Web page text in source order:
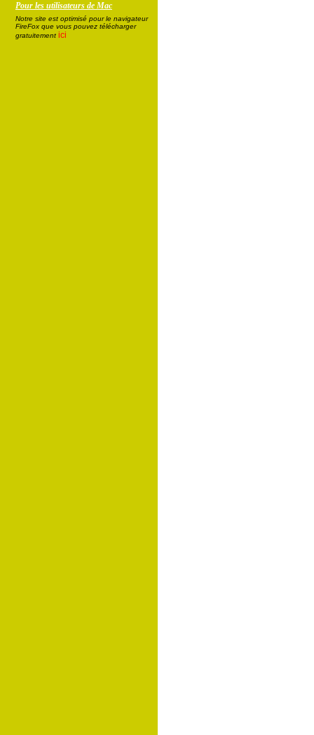
Pour les utilisateurs de Mac
Notre site est optimisé pour le navigateur
FireFox que vous pouvez télécharger
gratuitement ici